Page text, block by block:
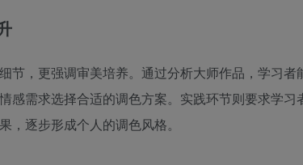
节，更强调审美培养。通过分析大师作品，学习者
感需求选择合适的调色方案。实践环节则要求学
，逐步形成个人的调色风格。